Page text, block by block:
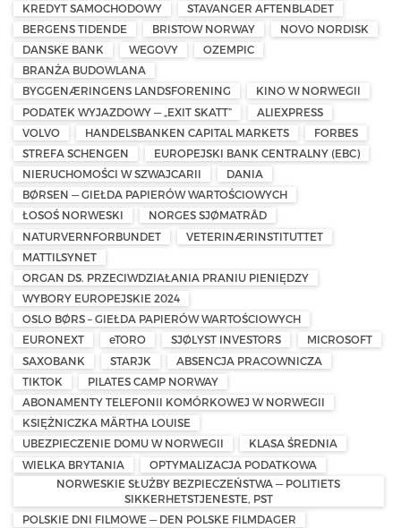
KREDYT SAMOCHODOWY
STAVANGER AFTENBLADET
BERGENS TIDENDE
BRISTOW NORWAY
NOVO NORDISK
DANSKE BANK
WEGOVY
OZEMPIC
BRANŻA BUDOWLANA
BYGGENÆRINGENS LANDSFORENING
KINO W NORWEGII
PODATEK WYJAZDOWY — „EXIT SKATT”
ALIEXPRESS
VOLVO
HANDELSBANKEN CAPITAL MARKETS
FORBES
STREFA SCHENGEN
EUROPEJSKI BANK CENTRALNY (EBC)
NIERUCHOMOŚCI W SZWAJCARII
DANIA
BØRSEN — GIEŁDA PAPIERÓW WARTOŚCIOWYCH
ŁOSOŚ NORWESKI
NORGES SJØMATRÅD
NATURVERNFORBUNDET
VETERINÆRINSTITUTTET
MATTILSYNET
ORGAN DS. PRZECIWDZIAŁANIA PRANIU PIENIĘDZY
WYBORY EUROPEJSKIE 2024
OSLO BØRS – GIEŁDA PAPIERÓW WARTOŚCIOWYCH
EURONEXT
eTORO SJØLYST INVESTORS
MICROSOFT
SAXOBANK
STARJK
ABSENCJA PRACOWNICZA
TIKTOK
PILATES CAMP NORWAY
ABONAMENTY TELEFONII KOMÓRKOWEJ W NORWEGII
KSIĘŻNICZKA MÄRTHA LOUISE
UBEZPIECZENIE DOMU W NORWEGII
KLASA ŚREDNIA
WIELKA BRYTANIA
OPTYMALIZACJA PODATKOWA
NORWESKIE SŁUŻBY BEZPIECZEŃSTWA — POLITIETS
SIKKERHETSTJENESTE, PST
POLSKIE DNI FILMOWE — DEN POLSKE FILMDAGER